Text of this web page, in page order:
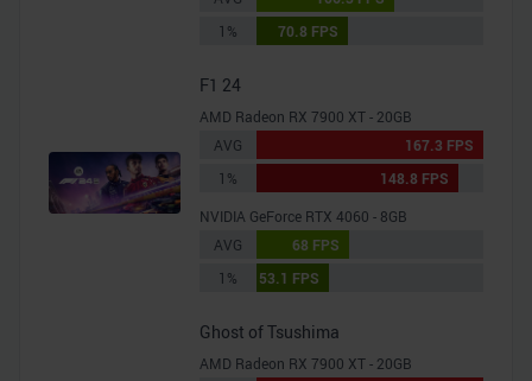
Verwendung unserer Website an unsere Partner für
Partner führen diese Informationen möglicherweise mit
weiteren Daten zusammen, die Sie ihnen bereitgestellt
haben oder die sie im Rahmen Ihrer Nutzung der Dienste
gesammelt haben.
1%
70.8 FPS
F1 24
AMD Radeon RX 7900 XT - 20GB
AVG
167.3 FPS
1%
148.8 FPS
NVIDIA GeForce RTX 4060 - 8GB
AVG
68 FPS
1%
53.1 FPS
Ghost of Tsushima
AMD Radeon RX 7900 XT - 20GB